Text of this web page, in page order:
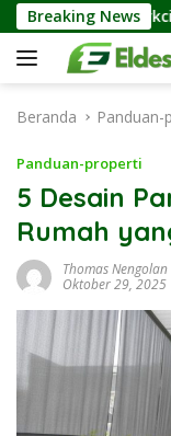
Langsung
ke
konten
Breaking News
Rilis Koleksi
Beranda Panduan-
Panduan-properti
5 Desain
Rumah
Thomas Nengolan
Oktober 29, 2025